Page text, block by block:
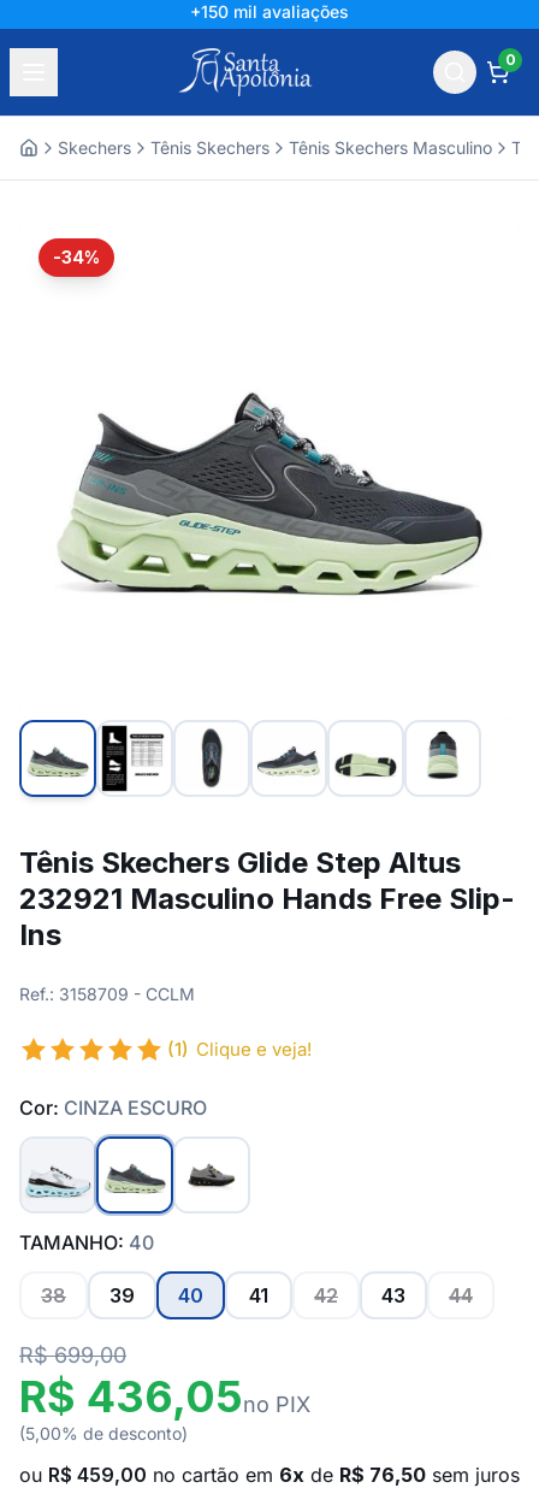
+150 mil avaliações
0
Skechers Tênis Skechers Tênis Skechers Masculino
-34%
Tênis Skechers Glide Step Altus
232921 Masculino Hands Free Slip-
Ins
Ref.: 3158709 - CCLM
(1) Clique e veja!
Cor: CINZA ESCURO
TAMANHO: 40
38 39 40 41 42 43 44
R$ 699,00
R$ 436,05no PIX
(5,00% de desconto)
ou R$ 459,00 no cartão em 6x de R$ 76,50 sem juros